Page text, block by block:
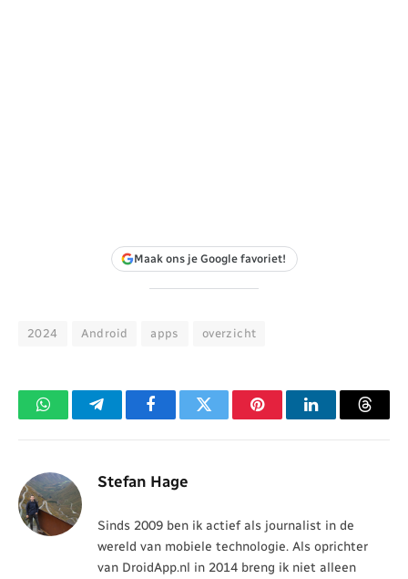
Maak ons je Google favoriet!
2024 Android apps overzicht
WhatsAppTelegramFacebookTwitter PinterestLinkedIn
Stefan Hage
Sinds 2009 ben ik actief als journalist in de
wereld van mobiele technologie. Als oprichter
van DroidApp.nl in 2014 breng ik niet alleen